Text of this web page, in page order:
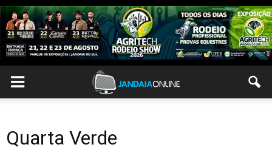
Quarta Verde